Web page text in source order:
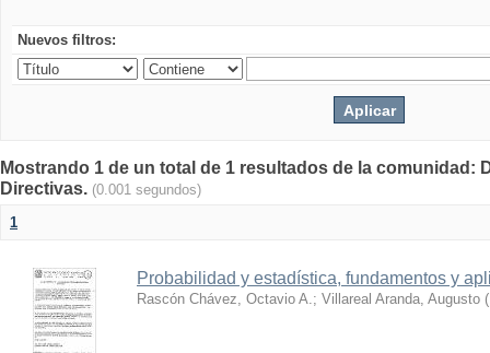
Nuevos filtros:
Mostrando 1 de un total de 1 resultados de la comunidad:
Directivas. (0.001 segundos)
1
Probabilidad y estadística, fundamentos y
Rascón Chávez, Octavio A.; Villareal Aranda, Augusto (